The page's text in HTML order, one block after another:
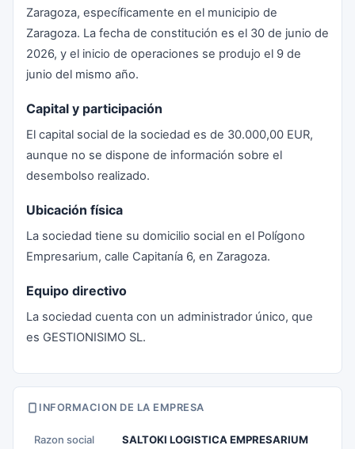
Zaragoza, específicamente en el municipio de
Zaragoza. La fecha de constitución es el 30 de junio de
2026, y el inicio de operaciones se produjo el 9 de
junio del mismo año.
Capital y participación
El capital social de la sociedad es de 30.000,00 EUR,
aunque no se dispone de información sobre el
desembolso realizado.
Ubicación física
La sociedad tiene su domicilio social en el Polígono
Empresarium, calle Capitanía 6, en Zaragoza.
Equipo directivo
La sociedad cuenta con un administrador único, que
es GESTIONISIMO SL.
INFORMACION DE LA EMPRESA
Razon social
SALTOKI LOGISTICA EMPRESARIUM